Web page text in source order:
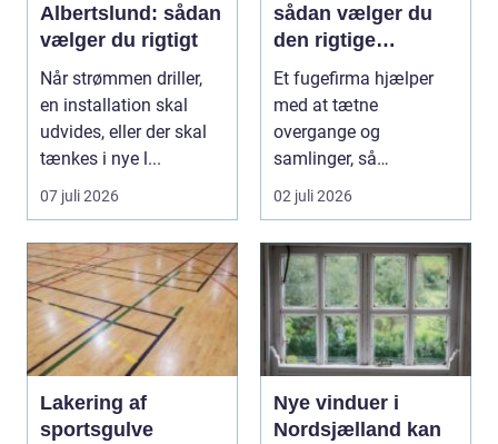
Albertslund: sådan
vælger du rigtigt
Når strømmen driller,
en installation skal
udvides, eller der skal
tænkes i nye l...
07 juli 2026
sådan vælger du
den rigtige
fagmand
Et fugefirma hjælper
med at tætne
overgange og
samlinger, så
bygningen holder sig
02 juli 2026
Lakering af
sportsgulve
Nye vinduer i
Nordsjælland kan